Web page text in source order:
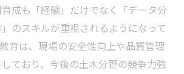
成も「経験」だけでなく「データ分
のスキルが重視されるようになって
育は、現場の安全性向上や品質管理
ており、今後の土木分野の競争力強